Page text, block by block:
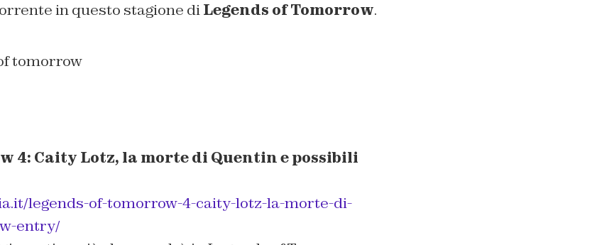
in questo stagione diLegends of Tomorrow.
4: Caity Lotz, la morte di Quentin e possibili
legends-of-tomorrow-4-caity-lotz-la-morte-di-
entry/